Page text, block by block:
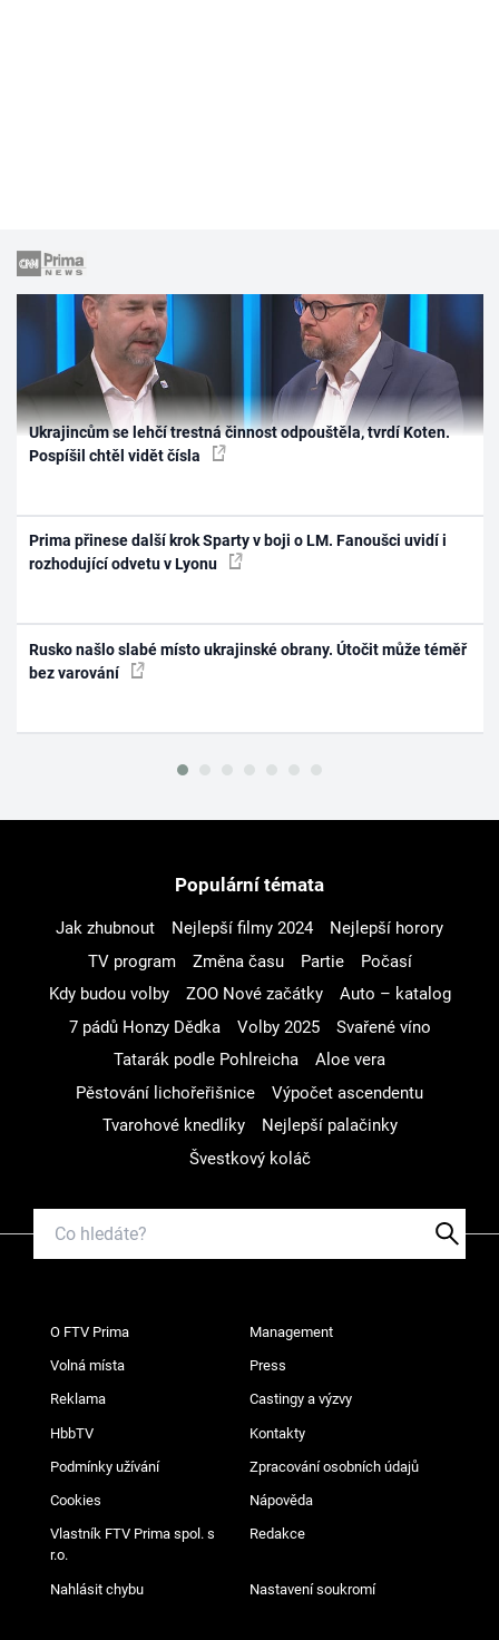
Ukrajincům se lehčí trestná činnost odpouštěla, tvrdí Koten.
Pospíšil chtěl vidět čísla
Prima přinese další krok Sparty v boji o LM. Fanoušci uvidí i
rozhodující odvetu v Lyonu
Rusko našlo slabé místo ukrajinské obrany. Útočit může téměř
bez varování
Populární témata
Jak zhubnout Nejlepší filmy 2024
Nejlepší horory
TV program
Změna času Partie
Počasí
Kdy budou volby
ZOO Nové začátky
Auto – katalog
7 pádů Honzy Dědka
Volby 2025
Svařené víno
Tatarák podle Pohlreicha
Aloe vera
Pěstování lichořeřišnice
Výpočet ascendentu
Tvarohové knedlíky
Nejlepší palačinky
Švestkový koláč
O FTV Prima Management
Volná místa Press
Reklama Castingy a výzvy
HbbTV Kontakty
Podmínky užívání Zpracování osobních údajů
Cookies Nápověda
Vlastník FTV Prima spol. s
r.o.
Redakce
Nahlásit chybu Nastavení soukromí